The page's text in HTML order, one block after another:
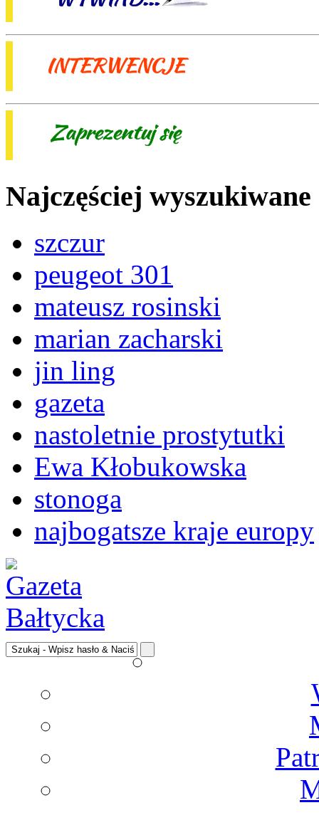
Najczęściej wyszukiwane
szczur
peugeot 301
mateusz rosinski
marian zacharski
jin ling
gazeta
nastoletnie prostytutki
Ewa Kłobukowska
stonoga
najbogatsze kraje europy